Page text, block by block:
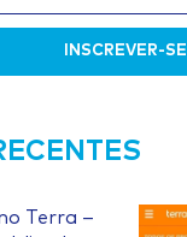
INSCREVER-SE
Terra –